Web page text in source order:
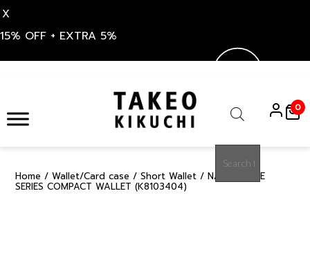
X
15% OFF + EXTRA 5%
content
search
0
Home / Wallet/Card case / Short Wallet / NAVY CURVE
SERIES COMPACT WALLET (K8103404)